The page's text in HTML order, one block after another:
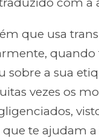
que usa
quando
sobre a sua
vezes os
que te ajudam